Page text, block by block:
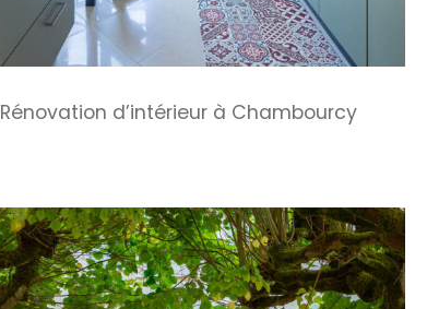
Rénovation d’intérieur à Chambourcy